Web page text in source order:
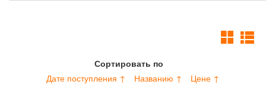
Сортировать по
Дате поступления ↑
Названию ↑ Цене ↑